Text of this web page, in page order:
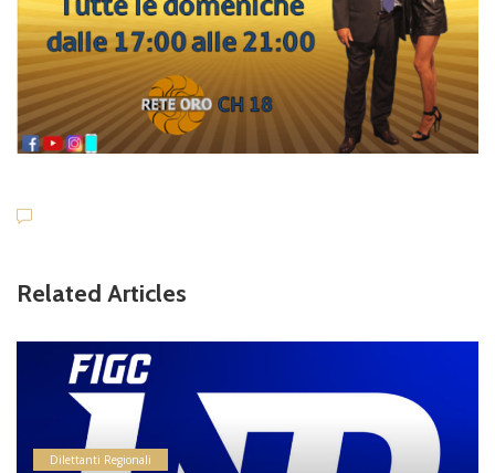
Related Articles
Dilettanti Regionali